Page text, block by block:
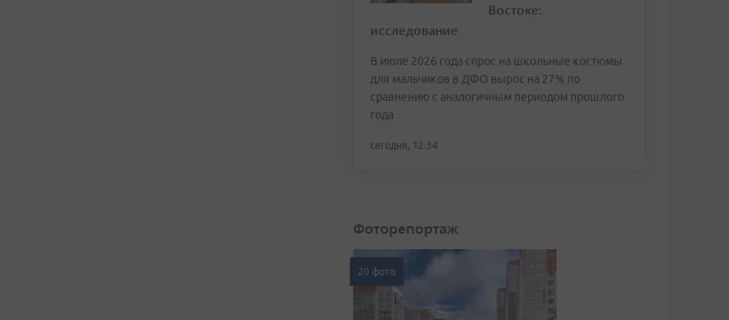
Востоке:
исследование
В июле 2026 года спрос на школьные костюмы
для мальчиков в ДФО вырос на 27% по
сравнению с аналогичным периодом прошлого
года
сегодня, 12:34
Фоторепортаж
20 фото